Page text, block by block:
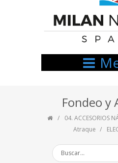
Fondeo y
04. ACCESORIOS
Atraque